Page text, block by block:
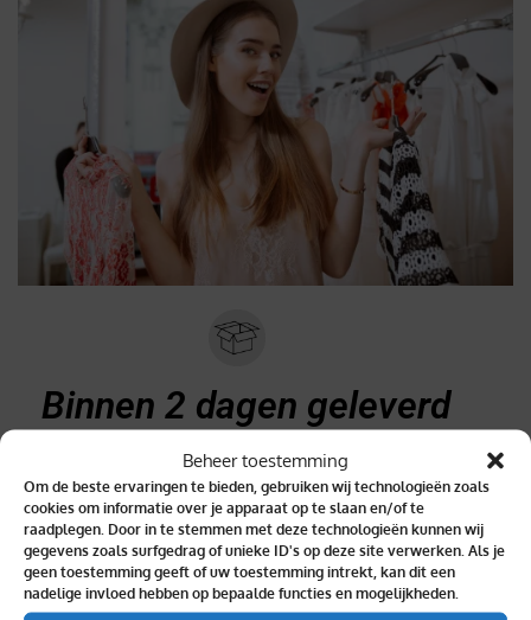
Beheer toestemming
Om de beste ervaringen te bieden, gebruiken wij technologieën zoals
cookies om informatie over je apparaat op te slaan en/of te
raadplegen. Door in te stemmen met deze technologieën kunnen wij
gegevens zoals surfgedrag of unieke ID's op deze site verwerken. Als je
geen toestemming geeft of uw toestemming intrekt, kan dit een
nadelige invloed hebben op bepaalde functies en mogelijkheden.
Binnen 2 dagen geleverd
Topkwaliteit verzekerd